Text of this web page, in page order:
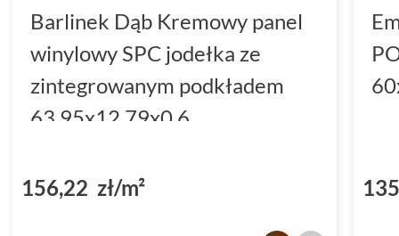
Barlinek Dąb Kremowy panel
winylowy SPC jodełka ze
zintegrowanym podkładem
63.95x12.79x0.6
156,22 zł/m²